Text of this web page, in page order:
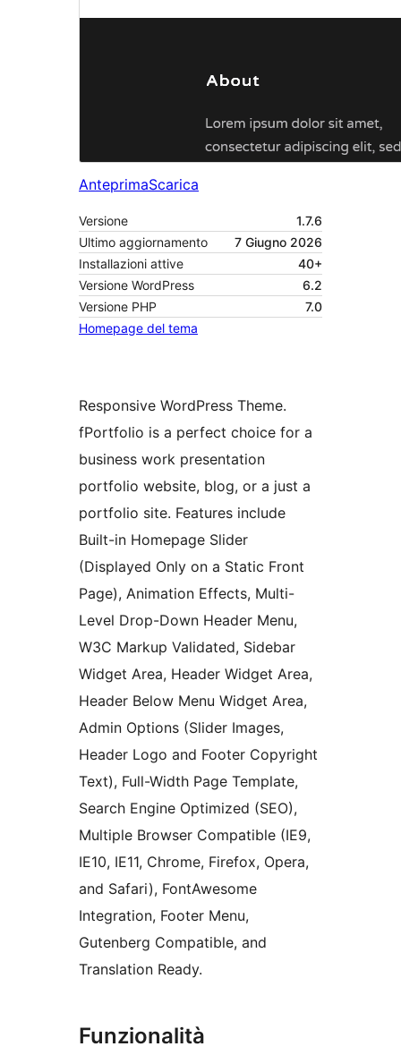
AnteprimaScarica
Versione
1.7.6
Ultimo aggiornamento
7 Giugno 2026
Installazioni attive
40+
Versione WordPress
6.2
Versione PHP
7.0
Homepage del tema
Responsive WordPress Theme.
fPortfolio is a perfect choice for a
business work presentation
portfolio website, blog, or a just a
portfolio site. Features include
Built-in Homepage Slider
(Displayed Only on a Static Front
Page), Animation Effects, Multi-
Level Drop-Down Header Menu,
W3C Markup Validated, Sidebar
Widget Area, Header Widget Area,
Header Below Menu Widget Area,
Admin Options (Slider Images,
Header Logo and Footer Copyright
Text), Full-Width Page Template,
Search Engine Optimized (SEO),
Multiple Browser Compatible (IE9,
IE10, IE11, Chrome, Firefox, Opera,
and Safari), FontAwesome
Integration, Footer Menu,
Gutenberg Compatible, and
Translation Ready.
Funzionalità